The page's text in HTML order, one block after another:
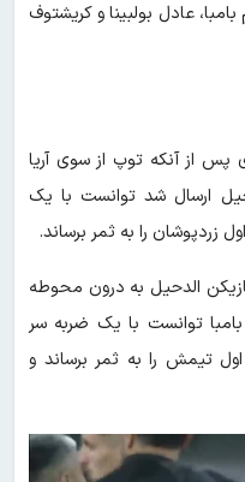
عادل بولبینا و کریشتوف
پس از آنکه توپ از سوی آریا
ارسال شد توانست با یک
زردپوشان را به ثمر برساند.
بازیکن الدحیل به درون محوطه
توانست با یک ضربه سر
تیمش را به ثمر برساند و